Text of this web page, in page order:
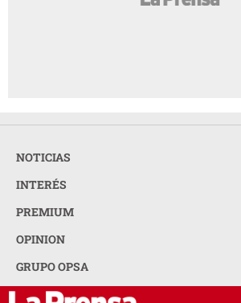
NOTICIAS
INTERÉS
PREMIUM
OPINION
GRUPO OPSA